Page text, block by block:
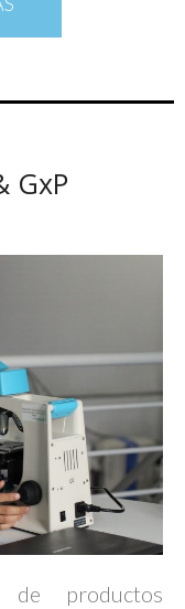
GxP
de productos